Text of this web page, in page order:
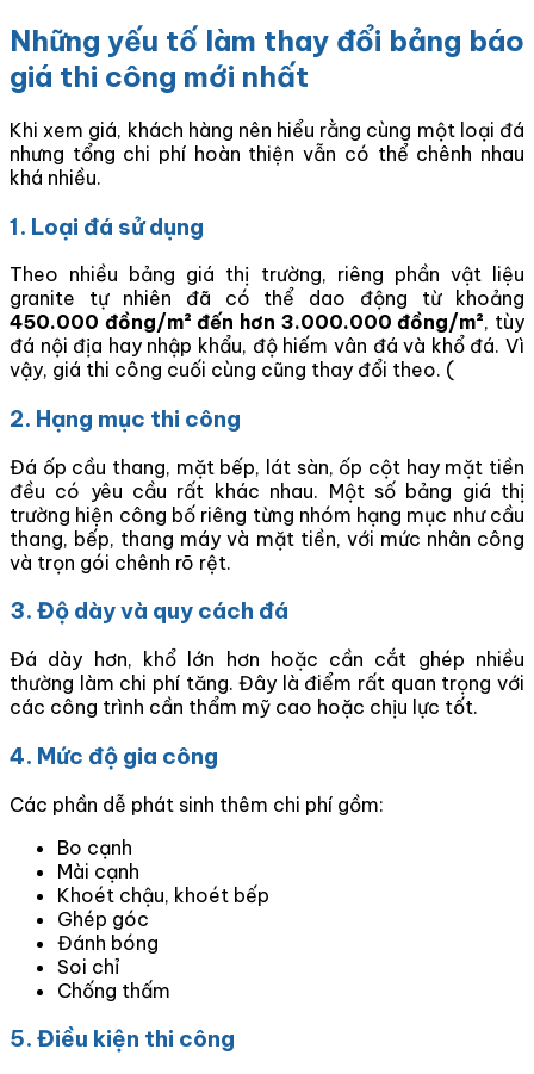
Những yếu tố làm thay đổi bảng báo
giá thi công mới nhất
Khi xem giá, khách hàng nên hiểu rằng cùng một loại đá
nhưng tổng chi phí hoàn thiện vẫn có thể chênh nhau
khá nhiều.
1. Loại đá sử dụng
Theo nhiều bảng giá thị trường, riêng phần vật liệu
granite tự nhiên đã có thể dao động từ khoảng
450.000 đồng/m² đến hơn 3.000.000 đồng/m², tùy
đá nội địa hay nhập khẩu, độ hiếm vân đá và khổ đá. Vì
vậy, giá thi công cuối cùng cũng thay đổi theo. (
2. Hạng mục thi công
Đá ốp cầu thang, mặt bếp, lát sàn, ốp cột hay mặt tiền
đều có yêu cầu rất khác nhau. Một số bảng giá thị
trường hiện công bố riêng từng nhóm hạng mục như cầu
thang, bếp, thang máy và mặt tiền, với mức nhân công
và trọn gói chênh rõ rệt.
3. Độ dày và quy cách đá
Đá dày hơn, khổ lớn hơn hoặc cần cắt ghép nhiều
thường làm chi phí tăng. Đây là điểm rất quan trọng với
các công trình cần thẩm mỹ cao hoặc chịu lực tốt.
4. Mức độ gia công
Các phần dễ phát sinh thêm chi phí gồm:
Bo cạnh
Mài cạnh
Khoét chậu, khoét bếp
Ghép góc
Đánh bóng
Soi chỉ
Chống thấm
5. Điều kiện thi công